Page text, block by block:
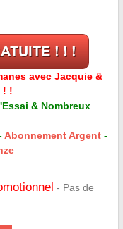
avec Jacquie &
! !
& Nombreux
Abonnement Argent -
- Pas de